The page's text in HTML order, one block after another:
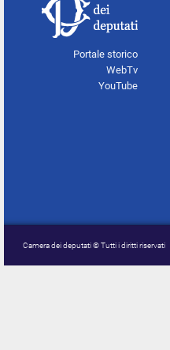
Portale storico
WebTv
YouTube
Camera dei deputati © Tutti i diritti riservati